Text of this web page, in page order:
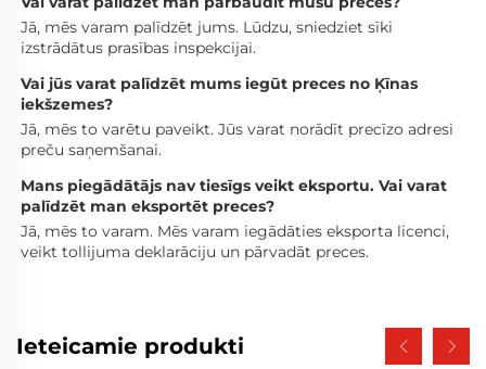
Jā, mēs varam palīdzēt jums. Lūdzu, sniedziet sīki
izstrādātus prasības inspekcijai.
Vai jūs varat palīdzēt mums iegūt preces no Ķīnas
iekšzemes?
Jā, mēs to varētu paveikt. Jūs varat norādīt precīzo adresi
preču saņemšanai.
Mans piegādātājs nav tiesīgs veikt eksportu. Vai varat
palīdzēt man eksportēt preces?
Jā, mēs to varam. Mēs varam iegādāties eksporta licenci,
veikt tollijuma deklarāciju un pārvadāt preces.
Ieteicamie produkti